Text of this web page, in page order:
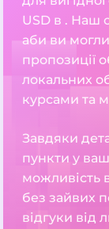
USD в . Наш
аби ви
пропозиції
локальних
курсами та
Завдяки
пункти у
можливість
без зайвих
відгуки від